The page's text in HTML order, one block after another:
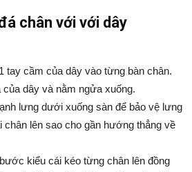
chân với với dây
tay cầm của dây vào từng bàn chân.
dây và nằm ngửa xuống.
lưng dưới xuống sàn để bảo vệ lưng
chân lên sao cho gần hướng thẳng về
kiểu cái kéo từng chân lên đồng